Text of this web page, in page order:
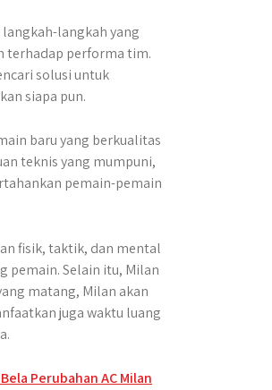
langkah yang
terhadap performa tim.
solusi untuk
siapa pun.
baru yang berkualitas
teknis yang mumpuni,
pemain-pemain
fisik, taktik, dan mental
pemain. Selain itu, Milan
matang, Milan akan
juga waktu luang
Perubahan AC Milan